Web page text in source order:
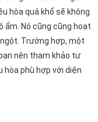
hòa quá khổ sẽ không
ẩm. Nó cũng cũng hoạt
Trường hợp, một
nên tham khảo tư
hòa phù hợp với diện